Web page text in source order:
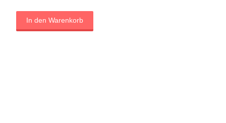
In den Warenkorb